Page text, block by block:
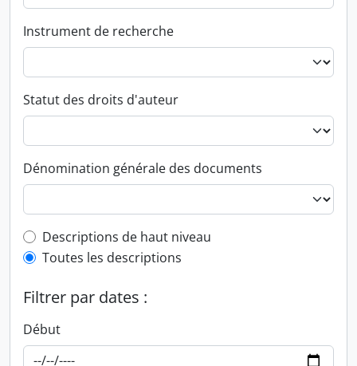
Instrument de recherche
Statut des droits d'auteur
Dénomination générale des documents
Top-level description filter
Descriptions de haut niveau
Toutes les descriptions
Filtrer par dates :
Début